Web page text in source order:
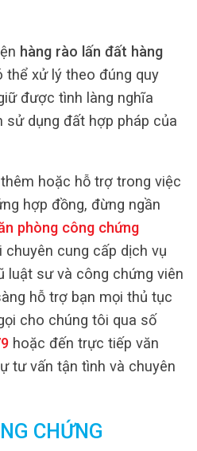
hàng rào lấn đất hàng
thể xử lý theo đúng quy
được tình làng nghĩa
sử dụng đất hợp pháp của
hoặc hỗ trợ trong việc
hợp đồng, đừng ngần
phòng công chứng
chuyên cung cấp dịch vụ
luật sư và công chứng viên
hỗ trợ bạn mọi thủ tục
cho chúng tôi qua số
hoặc đến trực tiếp văn
tư vấn tận tình và chuyên
CHỨNG